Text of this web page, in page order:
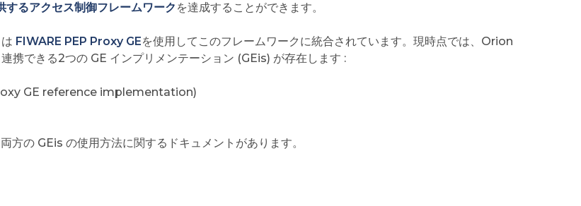
するアクセス制御フレームワーク を達成することができます。
FIWARE PEP Proxy GEを使用してこのフレームワークに統合されています。現時点では、Orion
できる2つの GE インプリメンテーション (GEis) が存在します :
GE reference implementation)
方の GEis の使用方法に関するドキュメントがあります。